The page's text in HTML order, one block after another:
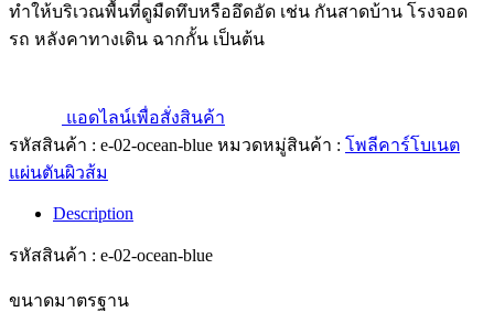
ทำให้บริเวณพื้นที่ดูมืดทึบหรืออึดอัด เช่น กันสาดบ้าน โรงจอด
รถ หลังคาทางเดิน ฉากกั้น เป็นต้น
แอดไลน์เพื่อสั่งสินค้า
รหัสสินค้า : e-02-ocean-blue หมวดหมู่สินค้า : โพลีคาร์โบเนต
แผ่นตันผิวส้ม
Description
รหัสสินค้า : e-02-ocean-blue
ขนาดมาตรฐาน